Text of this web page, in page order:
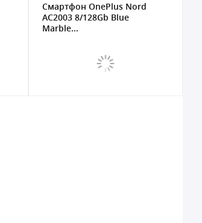
Смартфон OnePlus Nord
AC2003 8/128Gb Blue
Marble...